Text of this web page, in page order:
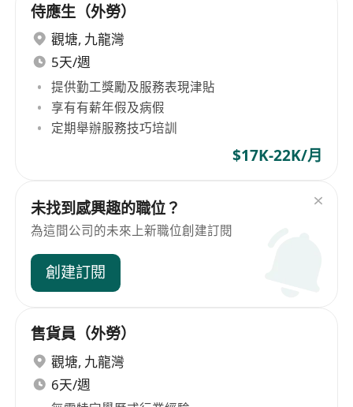
侍應生（外勞）
觀塘, 九龍灣
5天/週
提供勤工獎勵及服務表現津貼
享有有薪年假及病假
定期舉辦服務技巧培訓
$17K-22K/月
未找到感興趣的職位？
為這間公司的未來上新職位創建訂閱
創建訂閱
售貨員（外勞）
觀塘, 九龍灣
6天/週